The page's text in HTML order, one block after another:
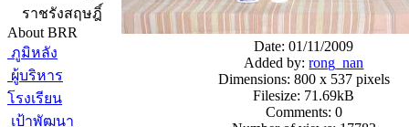
ราชรังสฤษฎิ์
About BRR
ภูมิหลัง
ผู้บริหาร
โรงเรียน
เป้าพัฒนา
Date: 01/11/2009
Added by:rong_nan
Dimensions: 800 x 537 pixels
Filesize: 71.69kB
Comments: 0